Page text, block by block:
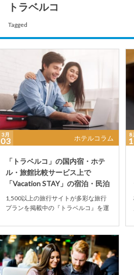
トラベルコ
Tagged
3月
03 ホテルコラム
「トラベルコ」の国内宿・ホテ
ル・旅館比較サービス上で
「Vacation STAY」の宿泊・民泊
プランが検...
1,500以上の旅行サイトが多彩な旅行
プランを掲載中の『トラベルコ』を運
2月27日...
8